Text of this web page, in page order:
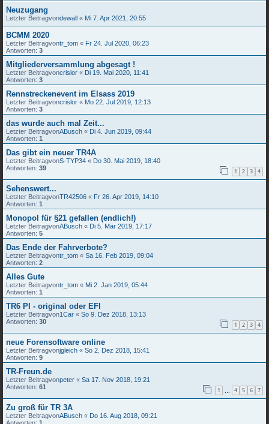
Neuzugang
Letzter Beitragvondewall « Mi 7. Apr 2021, 20:55
BCMM 2020
Letzter Beitragvontr_tom « Fr 24. Jul 2020, 06:23
Antworten: 3
Mitgliederversammlung abgesagt !
Letzter Beitragvoncrislor « Di 19. Mai 2020, 11:41
Antworten: 3
Rennstreckenevent im Elsass 2019
Letzter Beitragvoncrislor « Mo 22. Jul 2019, 12:13
Antworten: 3
das wurde auch mal Zeit...
Letzter BeitragvonABusch « Di 4. Jun 2019, 09:44
Antworten: 1
Das gibt ein neuer TR4A
Letzter BeitragvonS-TYP34 « Do 30. Mai 2019, 18:40
Antworten: 39 1 2 3 4
Sehenswert...
Letzter BeitragvonTR42506 « Fr 26. Apr 2019, 14:10
Antworten: 1
Monopol für §21 gefallen (endlich!)
Letzter BeitragvonABusch « Di 5. Mär 2019, 17:17
Antworten: 5
Das Ende der Fahrverbote?
Letzter Beitragvontr_tom « Sa 16. Feb 2019, 09:04
Antworten: 2
Alles Gute
Letzter Beitragvontr_tom « Mi 2. Jan 2019, 05:44
Antworten: 1
TR6 PI - original oder EFI
Letzter Beitragvon1Car « So 9. Dez 2018, 13:13
Antworten: 30 1 2 3 4
neue Forensoftware online
Letzter Beitragvonjgleich « So 2. Dez 2018, 15:41
Antworten: 9
TR-Freun.de
Letzter Beitragvonpeter « Sa 17. Nov 2018, 19:21
Antworten: 61 1 … 4 5 6 7
Zu groß für TR 3A
Letzter BeitragvonABusch « Do 16. Aug 2018, 09:21